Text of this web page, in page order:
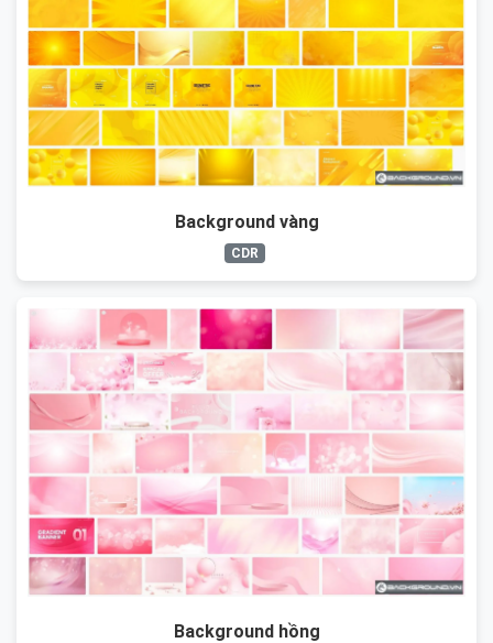
Background vàng
CDR
Background hồng